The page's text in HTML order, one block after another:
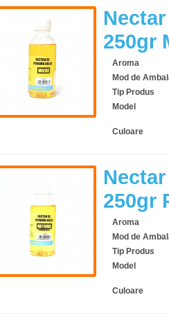
250gr
Aroma
Mod de
Tip Produs
Model
Culoare
250gr
Aroma
Mod de
Tip Produs
Model
Culoare